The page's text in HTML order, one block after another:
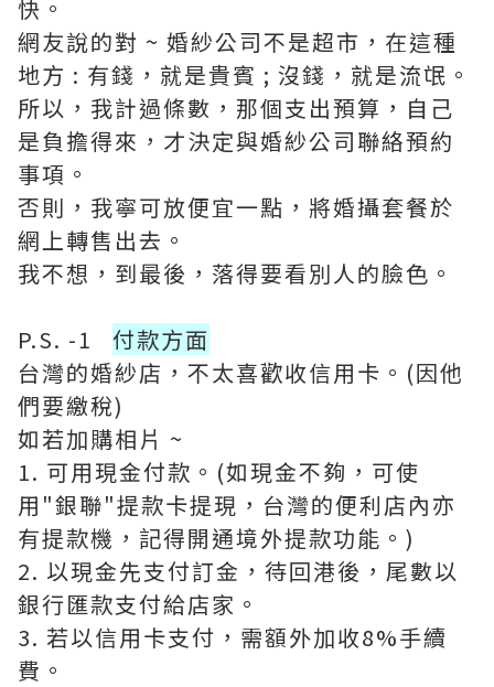
快。
網友說的對 ~ 婚紗公司不是超市，在這種
地方 : 有錢，就是貴賓 ; 沒錢，就是流氓。
所以，我計過條數，那個支出預算，自己
是負擔得來，才決定與婚紗公司聯絡預約
事項。
否則，我寧可放便宜一點，將婚攝套餐於
網上轉售出去。
我不想，到最後，落得要看別人的臉色。
P.S. -1 付款方面
台灣的婚紗店，不太喜歡收信用卡。(因他
們要繳稅)
如若加購相片 ~
1. 可用現金付款。(如現金不夠，可使
用"銀聯"提款卡提現，台灣的便利店內亦
有提款機，記得開通境外提款功能。)
2. 以現金先支付訂金，待回港後，尾數以
銀行匯款支付給店家。
3. 若以信用卡支付，需額外加收8%手續
費。